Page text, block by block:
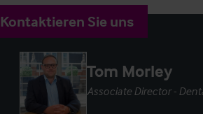
Kontaktieren Sie uns
Tom Morley
Associate Director -